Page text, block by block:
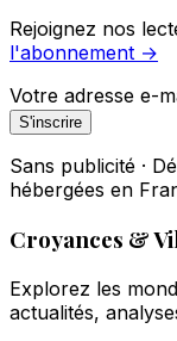
Rejoignez nos
l'abonnement →
Votre adresse e-
S'inscrire
Sans publicité ·
hébergées en
Croyances &
Explorez les
actualités,